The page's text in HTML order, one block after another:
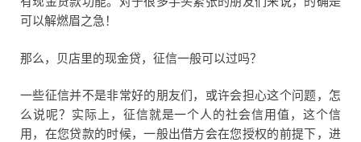
可以解燃眉之急！
那么，贝店里的现金贷，征信一般可以过吗？
一些征信并不是非常好的朋友们，或许会担心这个问题，怎
么说呢？实际上，征信就是一个人的社会信用值，这个信
用，在您贷款的时候，一般出借方会在您授权的前提下，进